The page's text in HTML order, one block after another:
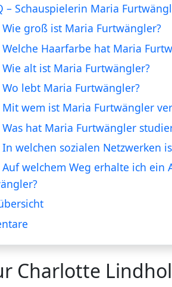
– Schauspielerin Maria
Wie groß ist Maria Furtwängler?
Welche Haarfarbe hat Maria
Wie alt ist Maria Furtwängler?
Wo lebt Maria Furtwängler?
Mit wem ist Maria Furtwängler
Was hat Maria Furtwängler
In welchen sozialen Netzwerken
Auf welchem Weg erhalte ich ein
Charlotte